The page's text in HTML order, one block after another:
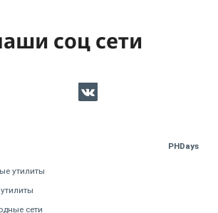
соц сети
утилиты
сети
PHDays